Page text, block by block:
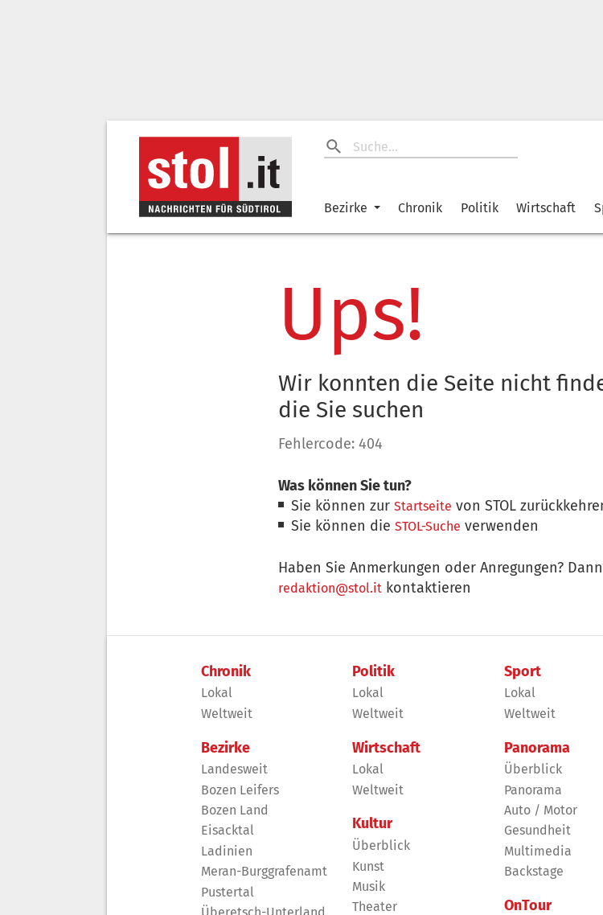
Bezirke Chronik Politik Wirtschaft
Ups!
Wir konnten die Seite nicht
die Sie suchen
Fehlercode: 404
Was können Sie tun?
Sie können zurStartseite von STOL
Sie können dieSTOL-Suche verwenden
Haben Sie Anmerkungen oder Anregungen?
redaktion@stol.it kontaktieren
Chronik
Lokal
Weltweit
Bezirke
Landesweit
Bozen Leifers
Bozen Land
Eisacktal
Ladinien
Meran-Burggrafenamt
Pustertal
Politik
Lokal
Weltweit
Wirtschaft
Lokal
Weltweit
Kultur
Überblick
Kunst
Musik
Theater
Sport
Lokal
Weltweit
Panorama
Überblick
Panorama
Auto / Motor
Gesundheit
Multimedia
Backstage
OnTour